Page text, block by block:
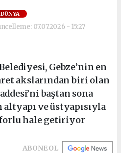
DÜNYA
07.07.2026 - 15:27
Gebze’nin en
akslarından biri olan
baştan sona
ve üstyapısıyla
hale getiriyor
ABONE OL